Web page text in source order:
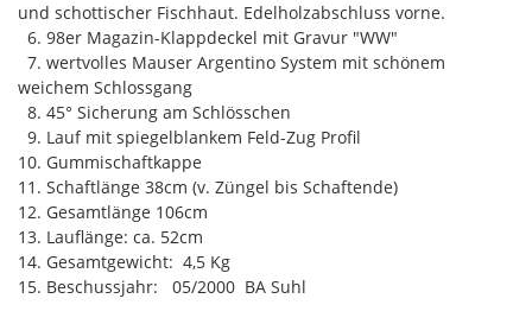
und schottischer Fischhaut. Edelholzabschluss vorne.
6. 98er Magazin-Klappdeckel mit Gravur "WW"
7. wertvolles Mauser Argentino System mit schönem
weichem Schlossgang
8. 45° Sicherung am Schlösschen
9. Lauf mit spiegelblankem Feld-Zug Profil
10. Gummischaftkappe
11. Schaftlänge 38cm (v. Züngel bis Schaftende)
12. Gesamtlänge 106cm
13. Lauflänge: ca. 52cm
14. Gesamtgewicht: 4,5 Kg
15. Beschussjahr: 05/2000 BA Suhl